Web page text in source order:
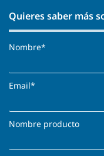
Quieres saber más
Nombre*
Email*
Nombre producto